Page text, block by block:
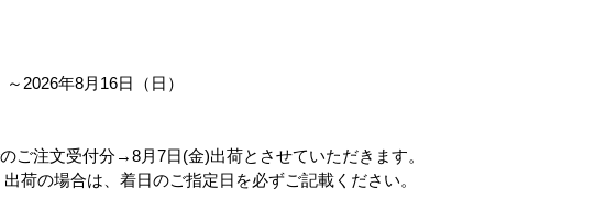
2026年8月16日（日）
ご注文受付分→8月7日(金)出荷とさせていただきます。
荷の場合は、着日のご指定日を必ずご記載ください。